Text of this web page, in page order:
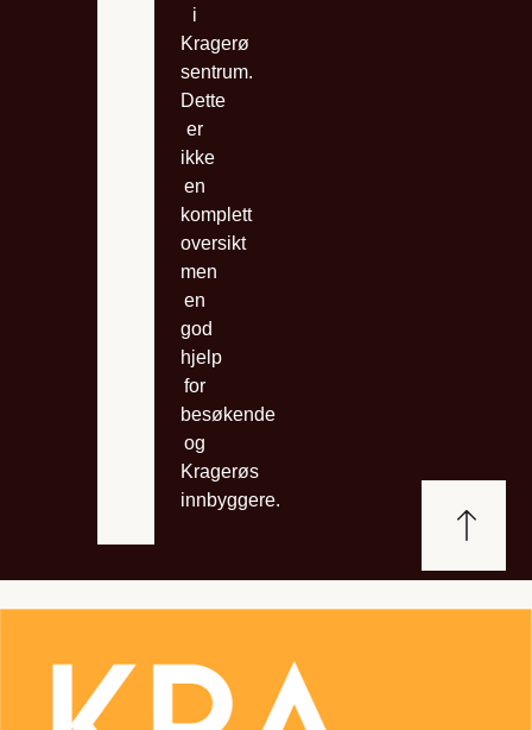
i
Kragerø
sentrum.
Dette
er
ikke
en
komplett
oversikt
men
en
god
hjelp
for
besøkende
og
Kragerøs
innbyggere.